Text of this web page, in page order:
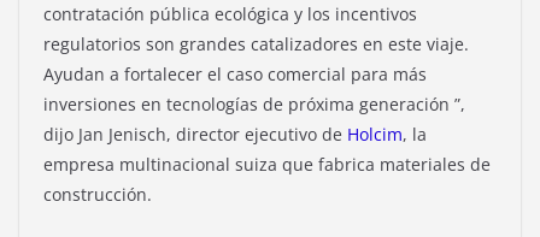
contratación pública ecológica y los incentivos
regulatorios son grandes catalizadores en este viaje.
Ayudan a fortalecer el caso comercial para más
inversiones en tecnologías de próxima generación ”,
dijo Jan Jenisch, director ejecutivo de Holcim, la
empresa multinacional suiza que fabrica materiales de
construcción.